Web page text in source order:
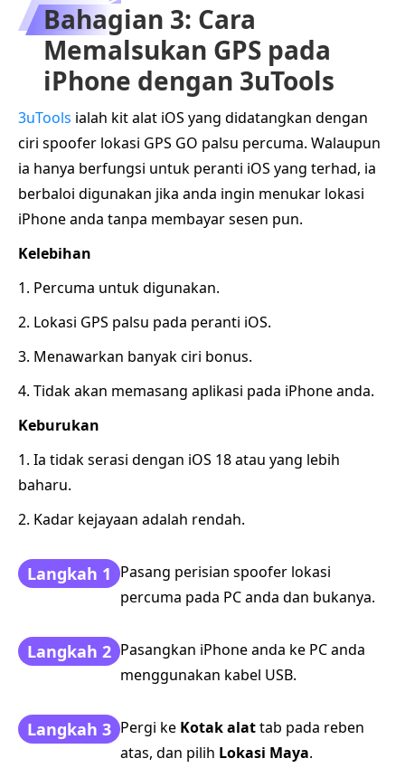
Bahagian 3: Cara
Memalsukan GPS pada
iPhone dengan 3uTools
3uTools ialah kit alat iOS yang didatangkan dengan
ciri spoofer lokasi GPS GO palsu percuma. Walaupun
ia hanya berfungsi untuk peranti iOS yang terhad, ia
berbaloi digunakan jika anda ingin menukar lokasi
iPhone anda tanpa membayar sesen pun.
Kelebihan
1. Percuma untuk digunakan.
2. Lokasi GPS palsu pada peranti iOS.
3. Menawarkan banyak ciri bonus.
4. Tidak akan memasang aplikasi pada iPhone anda.
Keburukan
1. Ia tidak serasi dengan iOS 18 atau yang lebih
baharu.
2. Kadar kejayaan adalah rendah.
Langkah 1 Pasang perisian spoofer lokasi
percuma pada PC anda dan bukanya.
Langkah 2 Pasangkan iPhone anda ke PC anda
menggunakan kabel USB.
Langkah 3 Pergi ke Kotak alattab pada reben
atas, dan pilih Lokasi Maya.